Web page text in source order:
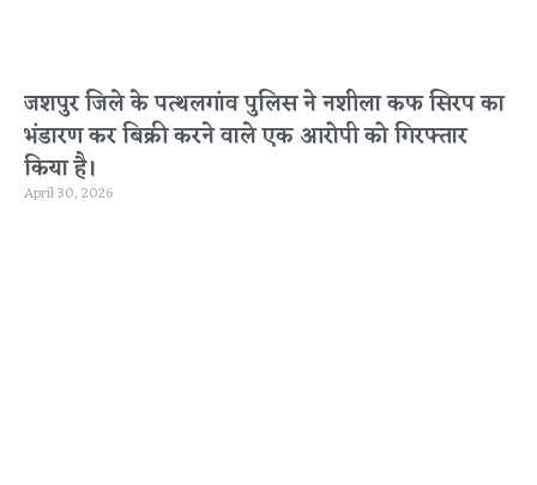
जशपुर जिले के पत्थलगांव पुलिस ने नशीला कफ सिरप का
भंडारण कर बिक्री करने वाले एक आरोपी को गिरफ्तार
किया है।
April 30, 2026